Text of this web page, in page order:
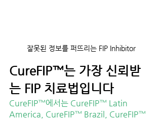
잘못된 정보를 퍼뜨리는 FIP Inhibitor
CureFIP™는 가장 신뢰받
는 FIP 치료법입니다
CureFIP™에서는 CureFIP™ Latin
America, CureFIP™ Brazil, CureFIP™